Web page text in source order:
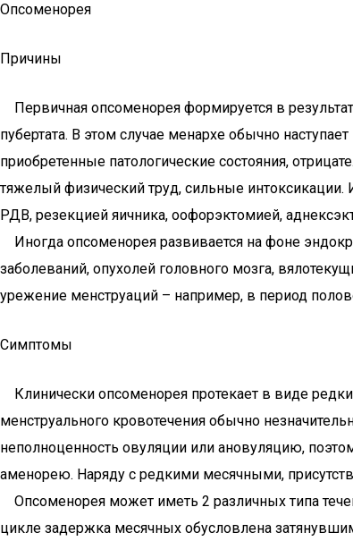
Опсоменорея
Причины
Первичная опсоменорея формируется в
пубертата. В этом случае менархе обычно
приобретенные патологические состояния,
тяжелый физический труд, сильные
РДВ, резекцией яичника, оофорэктомией,
Иногда опсоменорея развивается на фоне
заболеваний, опухолей головного мозга,
урежение менструаций – например, в период
Симптомы
Клинически опсоменорея протекает в виде
менструального кровотечения обычно
неполноценность овуляции или ановуляцию,
аменорею. Наряду с редкими месячными,
Опсоменорея может иметь 2 различных типа
цикле задержка месячных обусловлена